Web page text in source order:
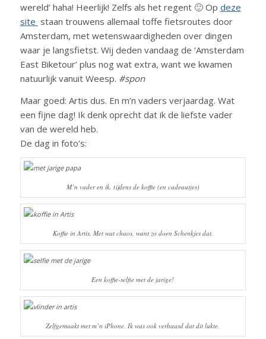
wereld’ haha! Heerlijk! Zelfs als het regent 🙂 Op deze
site staan trouwens allemaal toffe fietsroutes door
Amsterdam, met wetenswaardigheden over dingen
waar je langsfietst. Wij deden vandaag de ‘Amsterdam
East Biketour’ plus nog wat extra, want we kwamen
natuurlijk vanuit Weesp. #spon
Maar goed: Artis dus. En m’n vaders verjaardag. Wat
een fijne dag! Ik denk oprecht dat ik de liefste vader
van de wereld heb.
De dag in foto’s:
M’n vader en ik, tijdens de koffie (en cadeautjes)
Koffie in Artis. Met wat chaos, want zo doen Schenkjes dat.
Een koffie-selfie met de jarige!
Zelfgemaakt met m’n iPhone. Ik was ook verbaasd dat dit lukte.